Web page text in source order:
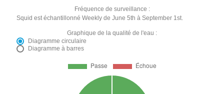
Fréquence de surveillance :
Squid est échantillonné Weekly de June 5th à September 1st.
Graphique de la qualité de l'eau :
Diagramme circulaire
Diagramme à barres